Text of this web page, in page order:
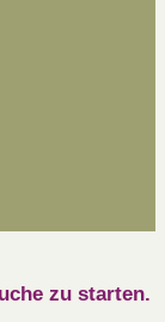
zu starten.